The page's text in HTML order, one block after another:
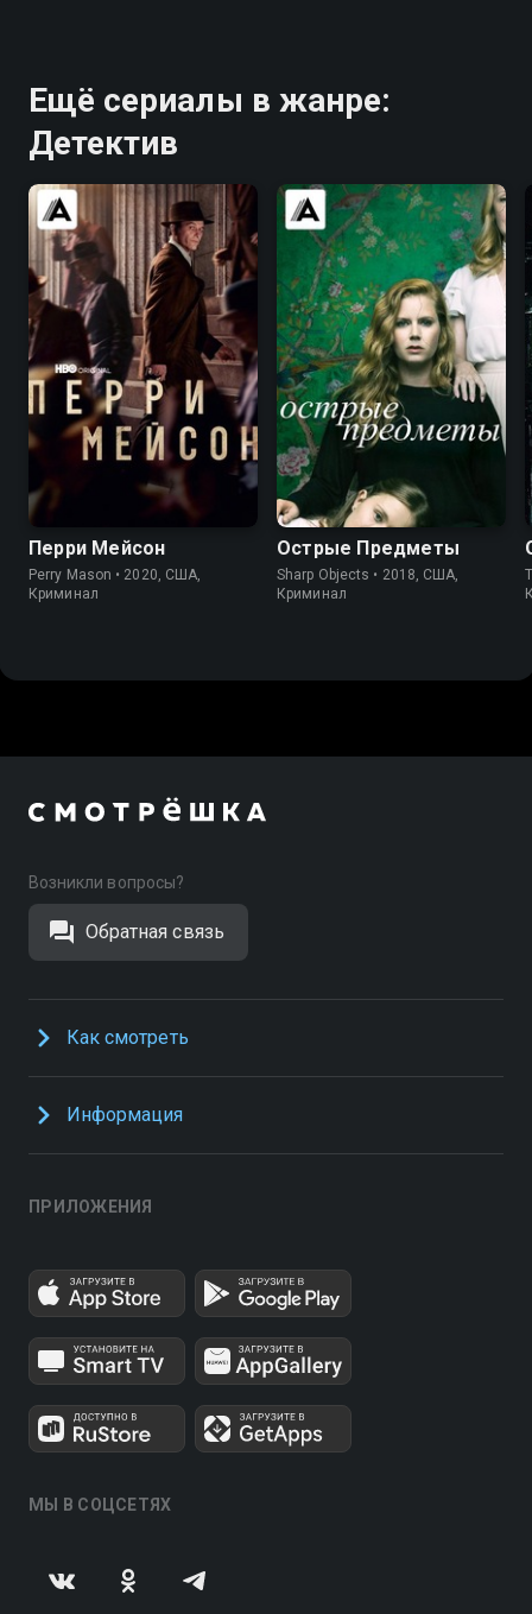
Ещё сериалы в жанре:
Детектив
Перри Мейсон
Perry Mason • 2020, США,
Криминал
7.5 8.0
Острые Предметы
Sharp Objects • 2018, США,
Криминал
Возникли вопросы?
Обратная связь
Как смотреть
Информация
ПРИЛОЖЕНИЯ
МЫ В СОЦСЕТЯХ